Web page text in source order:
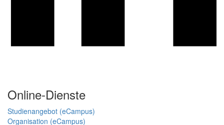
Online-Dienste
Studienangebot (eCampus)
Organisation (eCampus)